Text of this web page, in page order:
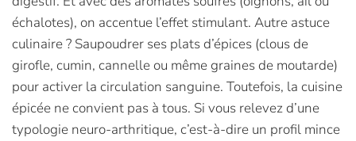
échalotes), on accentue l’effet stimulant. Autre astuce
culinaire ? Saupoudrer ses plats d’épices (clous de
girofle, cumin, cannelle ou même graines de moutarde)
pour activer la circulation sanguine. Toutefois, la cuisine
épicée ne convient pas à tous. Si vous relevez d’une
typologie neuro-arthritique, c’est-à-dire un profil mince